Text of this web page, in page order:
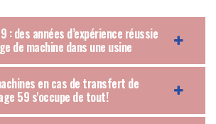
: des années d’expérience réussie
de machine dans une usine
en cas de transfert de
59 s'occupe de tout!